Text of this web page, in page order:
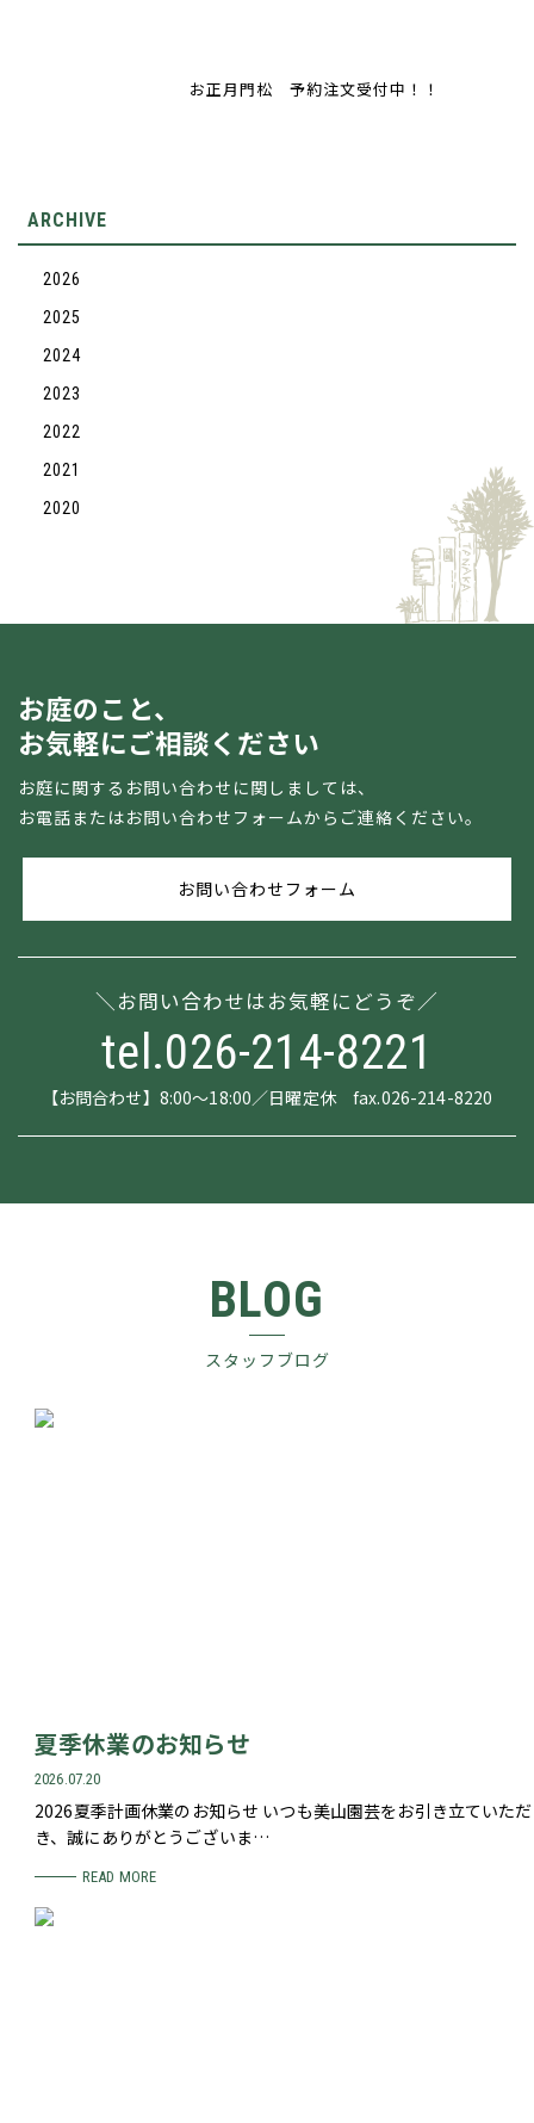
お正月門松 予約注文受付中！！
ARCHIVE
2026
2025
2024
2023
2022
2021
2020
お庭のこと、
お気軽にご相談ください
お庭に関するお問い合わせに関しましては、
お電話またはお問い合わせフォームからご連絡ください。
お問い合わせフォーム
お問い合わせはお気軽にどうぞ
tel.026-214-8221
【お問合わせ】8:00～18:00／日曜定休 fax.026-214-8220
BLOG
スタッフブログ
夏季休業のお知らせ
2026.07.20
2026夏季計画休業のお知らせ いつも美山園芸をお引き立ていただ
き、誠にありがとうございま…
READ MORE